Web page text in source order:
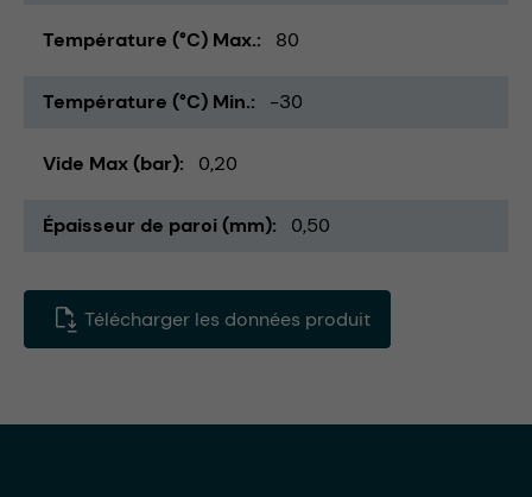
Température (°C) Max. 80
Température (°C) Min. -30
Vide Max (bar) 0,20
Épaisseur de paroi (mm) 0,50
Télécharger les données produit